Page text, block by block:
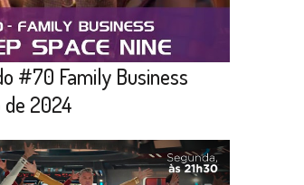
#70 Family Business
2024